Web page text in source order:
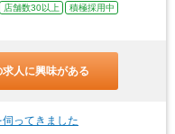
店舗数30以上
積極採用中
求人に興味がある
ってきました